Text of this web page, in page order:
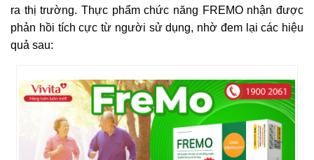
ra thị trường. Thực phẩm chức năng FREMO nhận được
phản hồi tích cực từ người sử dụng, nhờ đem lại các hiệu
quả sau: